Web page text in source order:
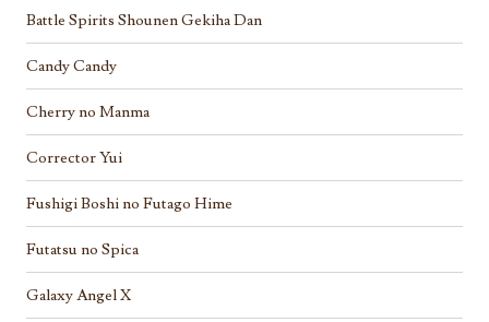
Battle Spirits Shounen Gekiha Dan
Candy Candy
Cherry no Manma
Corrector Yui
Fushigi Boshi no Futago Hime
Futatsu no Spica
Galaxy Angel X